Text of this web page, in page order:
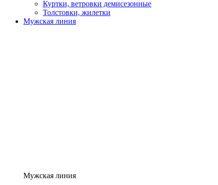
Куртки, ветровки демисезонные
Толстовки, жилетки
Мужская линия
Мужская линия